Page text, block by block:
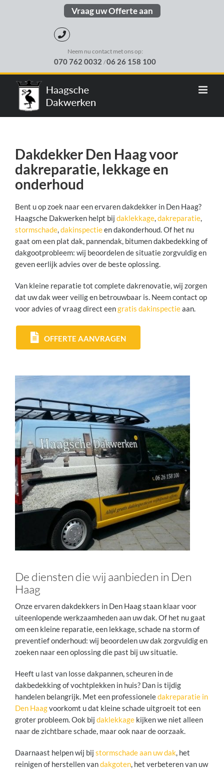
Vraag uw Offerte aan
Neem nu contact met ons op:
070 762 0032 /06 26 158 100
Dakdekker Den Haag voor
dakreparatie, lekkage en
onderhoud
Bent u op zoek naar een ervaren dakdekker in Den Haag?
Haagsche Dakwerken helpt bij daklekkage dakreparatie
stormschade dakinspectieen dakonderhoud. Of het nu
gaat om een plat dak, pannendak, bitumen dakbedekking of
dakgootprobleem: wij beoordelen de situatie zorgvuldig en
geven eerlijk advies over de beste oplossing.
Van kleine reparatie tot complete dakrenovatie, wij zorgen
dat uw dak weer veilig en betrouwbaar is. Neem contact op
voor advies of vraag direct eengratis dakinspectieaan.
OFFERTE AANVRAGEN
De diensten die wij aanbieden in Den
Haag
Onze ervaren dakdekkers in Den Haag staan klaar voor
uiteenlopende werkzaamheden aan uw dak. Of het nu gaat
om een kleine reparatie, een lekkage, schade na storm of
preventief onderhoud: wij beoordelen uw dak zorgvuldig en
zoeken naar een oplossing die past bij uw situatie.
Heeft u last van losse dakpannen, scheuren in de
dakbedekking of vochtplekken in huis? Dan is tijdig
handelen belangrijk. Met een professioneledakreparatie in
Den Haagvoorkomt u dat kleine schade uitgroeit tot een
groter probleem. Ook bij daklekkage kijken we niet alleen
naar de zichtbare schade, maar ook naar de oorzaak.
Daarnaast helpen wij bij stormschade aan uw dak , het
reinigen of herstellen vandakgoten , het verbeteren van uw